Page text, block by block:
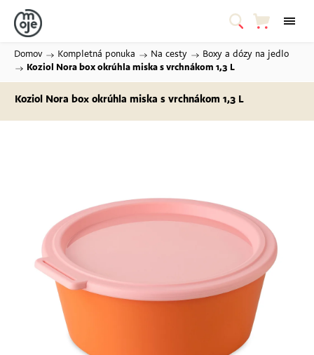
Domov / Kompletná ponuka / Na cesty /
Boxy a dózy na jedlo
/
Koziol Nora box okrúhla miska s vrchnákom 1,3 L
Koziol Nora box okrúhla miska s vrchnákom 1,3 L